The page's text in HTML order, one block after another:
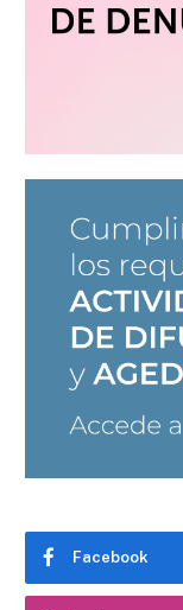
Facebook